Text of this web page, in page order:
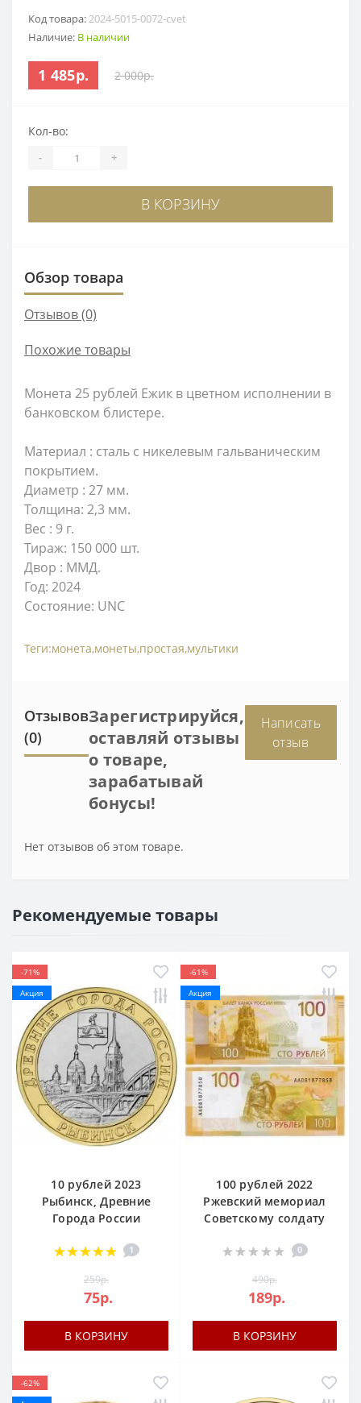
Код товара:2024-5015-0072-cvet
Наличие: В наличии
1 485р. 2 000р.
Кол-во:
- +
В КОРЗИНУ
Обзор товара
Отзывов (0)
Похожие товары
Монета 25 рублей Ежик в цветном исполнении в
банковском блистере.
Материал : сталь с никелевым гальваническим
покрытием.
Диаметр : 27 мм.
Толщина: 2,3 мм.
Вес : 9 г.
Тираж: 150 000 шт.
Двор : ММД.
Год: 2024
Состояние: UNC
Теги:монета,монеты,простая,мультики
Отзывов
(0)
Зарегистрируйся,
оставляй отзывы
о товаре,
зарабатывай
бонусы!
Написать
отзыв
Нет отзывов об этом товаре.
Рекомендуемые товары
-71%
Акция
10 рублей 2023
Рыбинск, Древние
Города России
1
259р.
75р.
В КОРЗИНУ
-61%
Акция
100 рублей 2022
Ржевский мемориал
Советскому солдату
0
490р.
189р.
В КОРЗИНУ
-62%